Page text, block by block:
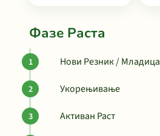
Фазе Раста
Нови Резник / Младица
Укорењивање
Активан Раст